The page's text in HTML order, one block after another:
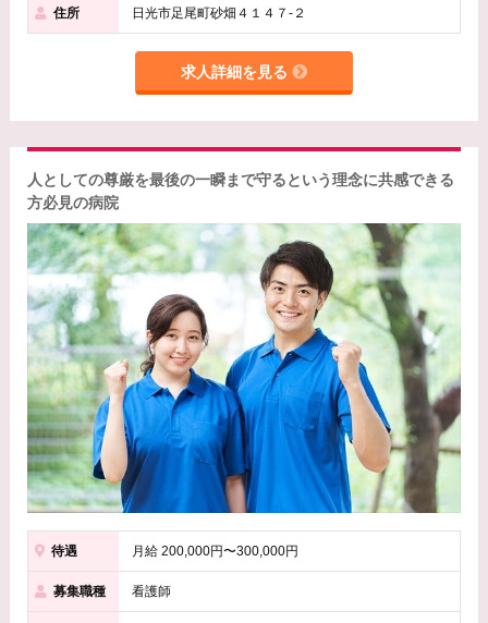
住所 日光市足尾町砂畑４１４７-２
求人詳細を見る
人としての尊厳を最後の一瞬まで守るという理念に共感できる
方必見の病院
待遇 月給 200,000円〜300,000円
募集職種 看護師